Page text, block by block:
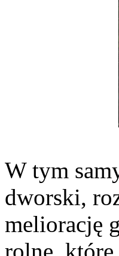
W tym
dworski,
meliorację
rolne,